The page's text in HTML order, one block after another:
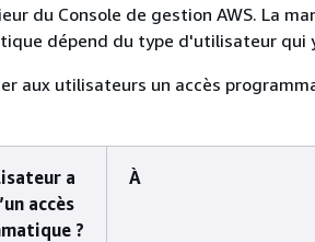
du Console de gestion AWS. La
dépend du type d'utilisateur qui
aux utilisateurs un accès
a
accès
?
À